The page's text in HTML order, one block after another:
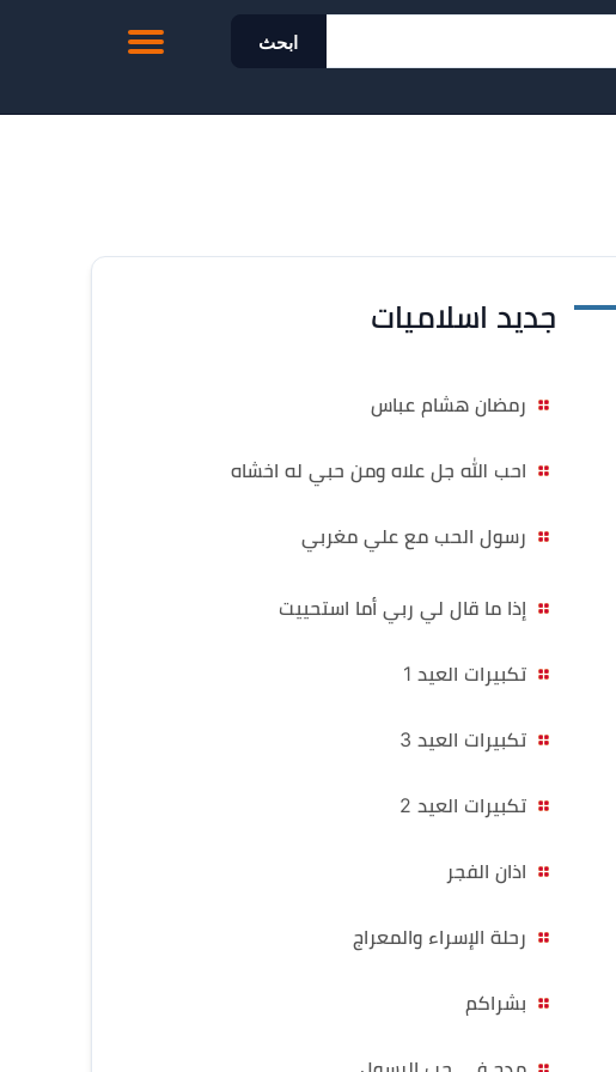
ابحث
جديد اسلاميات
رمضان هشام عباس
احب الله جل علاه ومن حبي له اخشاه
رسول الحب مع علي مغربي
إذا ما قال لي ربي أما استحييت
تكبيرات العيد 1
تكبيرات العيد 3
تكبيرات العيد 2
اذان الفجر
رحلة الإسراء والمعراج
بشراكم